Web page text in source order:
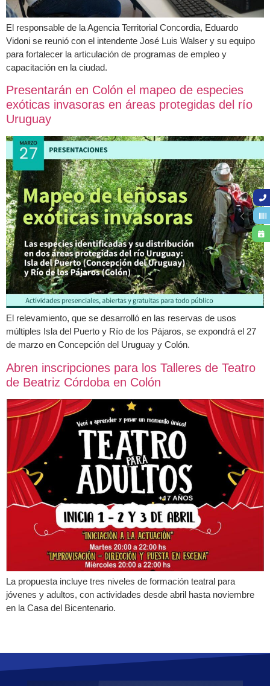
El responsable de la Agencia Territorial Concordia, Eduardo
Vidoni se reunió con el intendente José Luis Walser y su equipo
para fortalecer la articulación de programas de empleo y
capacitación en la ciudad.
Presentarán en Colón el mapeo de especies
exóticas invasoras en áreas protegidas del río
Uruguay
El relevamiento, que se desarrolló en las reservas de usos
múltiples Isla del Puerto y Río de los Pájaros, se expondrá el 27
de marzo en Concepción del Uruguay y Colón.
Abren inscripciones para los Talleres de Teatro
de Beatriz Córdoba en Colón
La propuesta incluye tres niveles de formación teatral para
jóvenes y adultos, con actividades desde abril hasta noviembre
en la Casa del Bicentenario.